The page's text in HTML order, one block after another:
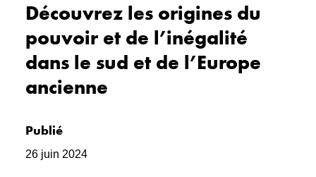
Découvrez les origines du
pouvoir et de l’inégalité
dans le sud et de l’Europe
ancienne
Publié
26 juin 2024